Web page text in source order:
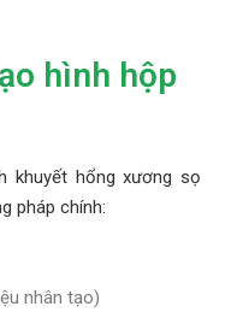
hình hộp
khuyết hổng xương sọ
pháp chính:
nhân tạo)